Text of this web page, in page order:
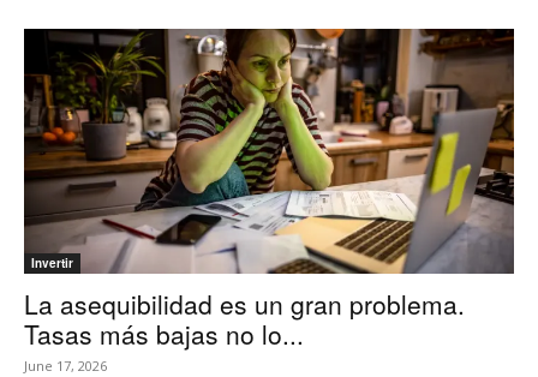
Invertir
La asequibilidad es un gran problema.
Tasas más bajas no lo...
June 17, 2026